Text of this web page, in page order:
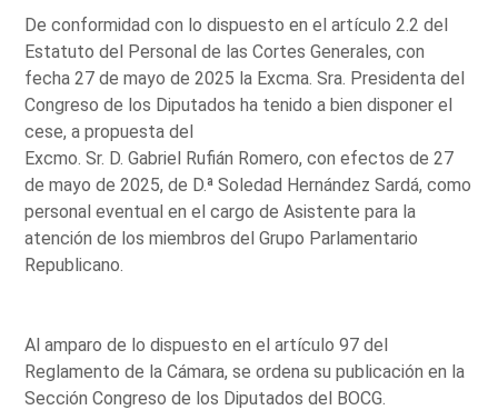
De conformidad con lo dispuesto en el artículo 2.2 del
Estatuto del Personal de las Cortes Generales, con
fecha 27 de mayo de 2025 la Excma. Sra. Presidenta del
Congreso de los Diputados ha tenido a bien disponer el
cese, a propuesta del
Excmo. Sr. D. Gabriel Rufián Romero, con efectos de 27
de mayo de 2025, de D.ª Soledad Hernández Sardá, como
personal eventual en el cargo de Asistente para la
atención de los miembros del Grupo Parlamentario
Republicano.
Al amparo de lo dispuesto en el artículo 97 del
Reglamento de la Cámara, se ordena su publicación en la
Sección Congreso de los Diputados del BOCG.